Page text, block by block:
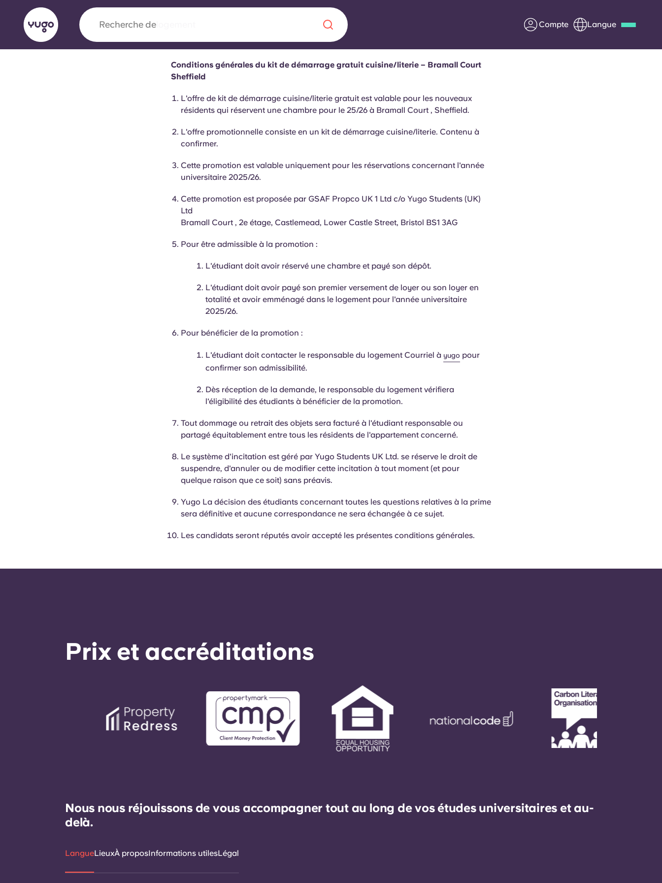
Recherche de Compte Langue
nouvelle ère pour le logement étudiant
VCARB alimente l'innovation, l'ambition et des moments
FAQ
Informations pour les
Blog
English (US)
Conditions générales du kit de démarrage gratuit cuisine/literie – Bramall Court
Sheffield
L'offre de kit de démarrage cuisine/literie gratuit est valable pour les nouveaux
résidents qui réservent une chambre pour le 25/26 à Bramall Court , Sheffield.
L'offre promotionnelle consiste en un kit de démarrage cuisine/literie. Contenu à
confirmer.
Cette promotion est valable uniquement pour les réservations concernant l'année
universitaire 2025/26.
Cette promotion est proposée par GSAF Propco UK 1 Ltd c/o Yugo Students (UK)
Ltd
Bramall Court , 2e étage, Castlemead, Lower Castle Street, Bristol BS1 3AG
Pour être admissible à la promotion :
L'étudiant doit avoir réservé une chambre et payé son dépôt.
L'étudiant doit avoir payé son premier versement de loyer ou son loyer en
totalité et avoir emménagé dans le logement pour l'année universitaire
2025/26.
Pour bénéficier de la promotion :
L'étudiant doit contacter le responsable du logement Courriel à yugo pour
confirmer son admissibilité.
Dès réception de la demande, le responsable du logement vérifiera
l'éligibilité des étudiants à bénéficier de la promotion.
Tout dommage ou retrait des objets sera facturé à l'étudiant responsable ou
partagé équitablement entre tous les résidents de l'appartement concerné.
Le système d'incitation est géré par Yugo Students UK Ltd. se réserve le droit de
suspendre, d'annuler ou de modifier cette incitation à tout moment (et pour
quelque raison que ce soit) sans préavis.
Yugo La décision des étudiants concernant toutes les questions relatives à la prime
sera définitive et aucune correspondance ne sera échangée à ce sujet.
Les candidats seront réputés avoir accepté les présentes conditions générales.
Prix ​​et accréditations
Nous nous réjouissons de vous accompagner tout au long de vos études universitaires et au-
delà.
LangueLieuxÀ proposInformations utilesLégal